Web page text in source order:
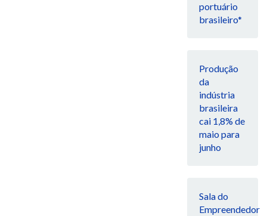
portuário
brasileiro*
Produção
da
indústria
brasileira
cai 1,8% de
maio para
junho
Sala do
Empreendedor